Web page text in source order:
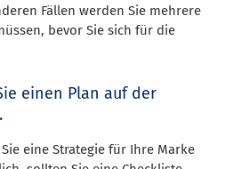
Fällen werden Sie mehrere
bevor Sie sich für die
einen Plan auf der
eine Strategie für Ihre Marke